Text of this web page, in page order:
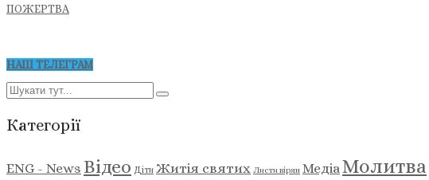
ПОЖЕРТВА
НАШ ТЕЛЕГРАМ
Категорії
ENG - News Відео Діти Житія святих Листи вірян МедіаМолитва